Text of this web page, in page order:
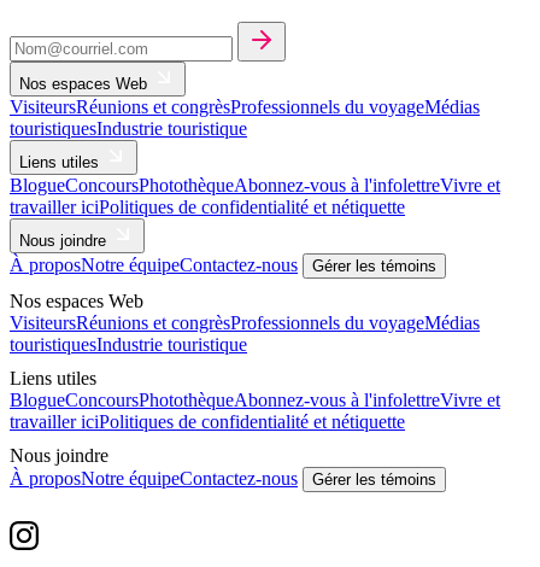
Nos espaces Web
VisiteursRéunions et congrèsProfessionnels du voyageMédias
touristiquesIndustrie touristique
Liens utiles
BlogueConcoursPhotothèqueAbonnez-vous à l'infolettreVivre et
travailler iciPolitiques de confidentialité et nétiquette
Nous joindre
À proposNotre équipeContactez-nous Gérer les témoins
Nos espaces Web
VisiteursRéunions et congrèsProfessionnels du voyageMédias
touristiquesIndustrie touristique
Liens utiles
BlogueConcoursPhotothèqueAbonnez-vous à l'infolettreVivre et
travailler iciPolitiques de confidentialité et nétiquette
Nous joindre
À proposNotre équipeContactez-nous Gérer les témoins